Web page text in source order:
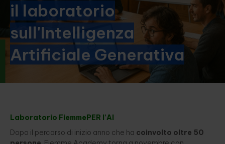
il laboratorio
sull'Intelligenza
Artificiale Generativa
Laboratorio FiemmePER l’AI
Dopo il percorso di inizio anno che ha coinvolto oltre 50